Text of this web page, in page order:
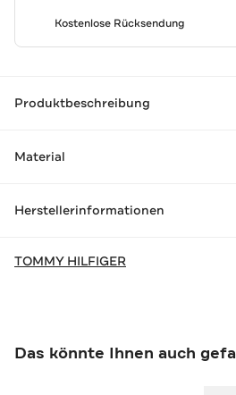
Kostenlose Rücksendung
Produktbeschreibung
Material
Herstellerinformationen
TOMMY HILFIGER
Das könnte Ihnen auch